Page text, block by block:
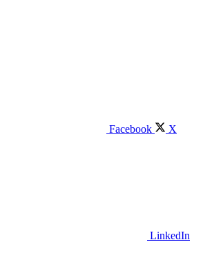
Facebook X
LinkedIn